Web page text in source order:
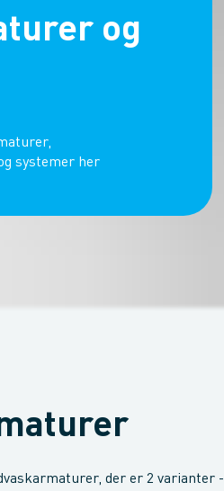
og
systemer her
der er 2 varianter -